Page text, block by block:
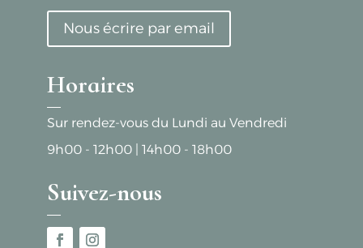
Nous écrire par email
Horaires
Sur rendez-vous du Lundi au Vendredi
9h00 - 12h00
|14h00 - 18h00
Suivez-nous